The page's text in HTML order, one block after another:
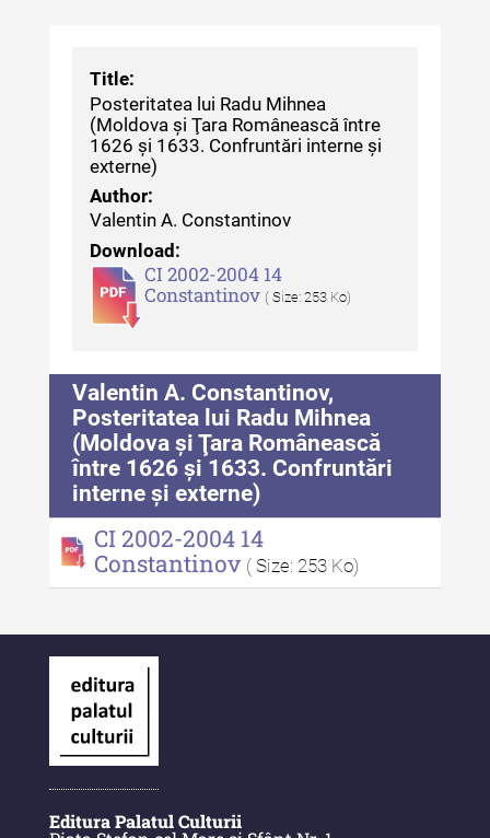
Buletinul ”Ioan Neculce” al
Muzeului de Istorie a Moldovei -
XXIV / 2018
Buletinul ”Ioan Neculce” al
Muzeului de Istorie a Moldovei -
XXIII / 2017
Buletinul ”Ioan Neculce” al
Muzeului de Istorie a Moldovei -
XXII / 2016
Indexul Complet
Anuarul Muzeului Etnografic al
Moldovei
Anuarul Muzeului Etnografic al
Moldovei - XXII / 2022
Anuarul Muzeului Etnografic al
Moldovei - XXI / 2021
Anuarul Muzeului Etnografic al
Moldovei - XX / 2020
Indexul Complet
Buletinul Muzeului Științei și
Tehnicii ”Ștefan Procopiu”
Title:
Posteritatea lui Radu Mihnea
(Moldova și Ţara Românească între
1626 și 1633. Confruntări interne și
externe)
Author:
Valentin A. Constantinov
Download:
CI 2002-2004 14
Constantinov ( Size: 253 Ko)
Valentin A. Constantinov,
Posteritatea lui Radu Mihnea
(Moldova și Ţara Românească
între 1626 și 1633. Confruntări
interne și externe)
CI 2002-2004 14
Constantinov ( Size: 253 Ko)
Editura Palatul Culturii